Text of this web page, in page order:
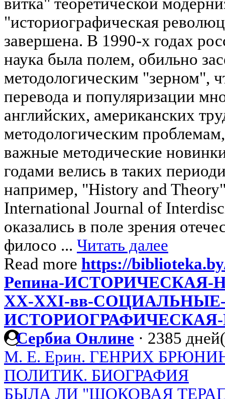
"историографическая
завершена. В 1990-х годах
наука была полем, обильно
методологическим "зерном",
перевода и популяризации
английских, американских
методологическим
важные методические
годами велись в таких
например, "History and
International Journal of
оказались в поле зрения
филосо ... Читать далее
Read more https://
Репина-
XX-XXI-вв-
Сербиа Онлине · 2385
М. Е. Ерин. ГЕНРИХ
ПОЛИТИК. БИОГРАФИЯ
БЫЛА ЛИ "ШОКОВАЯ